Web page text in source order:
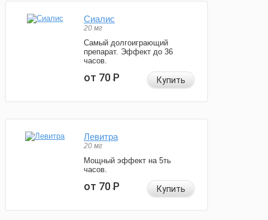
Сиалис
20 мг
Самый долгоиграющий
препарат. Эффект до 36
часов.
от 70Р Купить
Левитра
20 мг
Мощный эффект на 5ть
часов.
от 70Р Купить